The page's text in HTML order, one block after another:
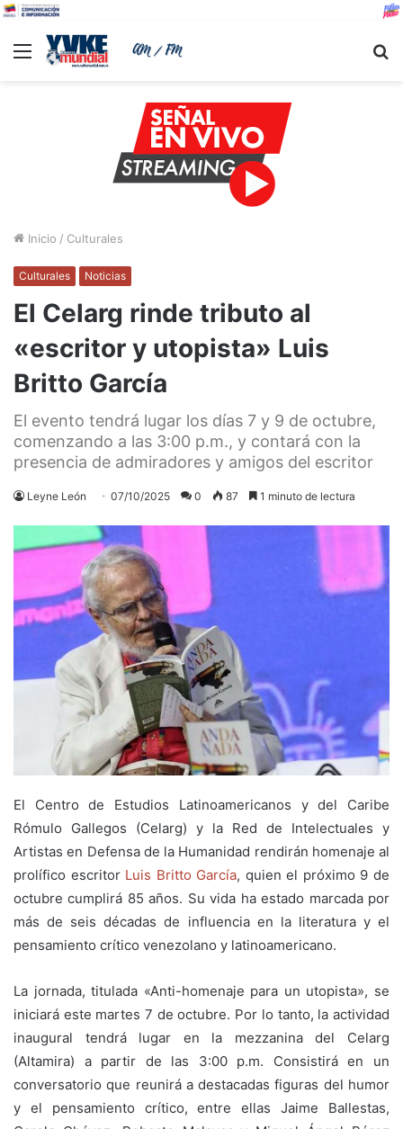
Menu
Inicio / Culturales
Culturales Noticias
El Celarg rinde tributo al
«escritor y utopista» Luis
Britto García
El evento tendrá lugar los días 7 y 9 de octubre,
comenzando a las 3:00 p.m., y contará con la
presencia de admiradores y amigos del escritor
Leyne León 07/10/2025 0 87 1 minuto de lectura
El Centro de Estudios Latinoamericanos y del Caribe
Rómulo Gallegos (Celarg) y la Red de Intelectuales y
Artistas en Defensa de la Humanidad rendirán homenaje al
prolífico escritor Luis Britto García, quien el próximo 9 de
octubre cumplirá 85 años. Su vida ha estado marcada por
más de seis décadas de influencia en la literatura y el
pensamiento crítico venezolano y latinoamericano.
La jornada, titulada «Anti-homenaje para un utopista», se
iniciará este martes 7 de octubre. Por lo tanto, la actividad
inaugural tendrá lugar en la mezzanina del Celarg
(Altamira) a partir de las 3:00 p.m. Consistirá en un
conversatorio que reunirá a destacadas figuras del humor
y el pensamiento crítico, entre ellas Jaime Ballestas,